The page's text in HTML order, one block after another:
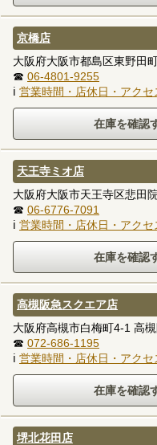
京橋店
大阪府大阪市都島区東野田
☎ 06-4801-9255
ℹ 営業時間・店休日・アクセ
天王寺ミオ店
大阪府大阪市天王寺区悲田
☎ 06-6776-7091
ℹ 営業時間・店休日・アクセ
高槻阪急スクエア店
大阪府高槻市白梅町4-1 高
☎ 072-686-1195
ℹ 営業時間・店休日・アクセ
堺北花田店